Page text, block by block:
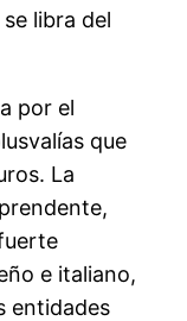
libra del
por el
que
La
e italiano,
entidades